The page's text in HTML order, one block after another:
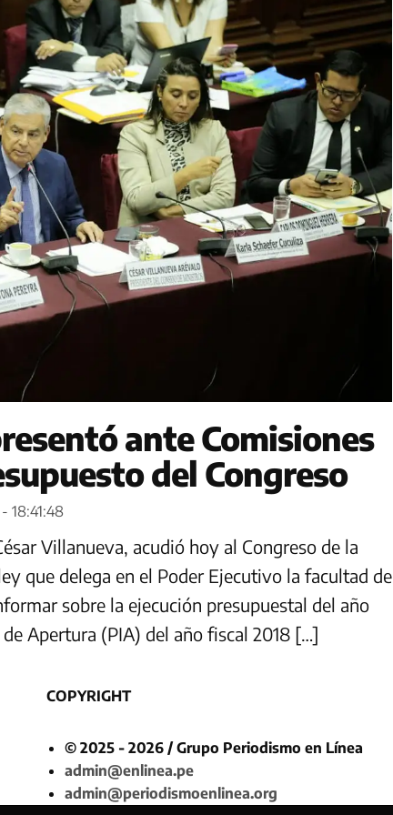
ante Comisiones
del Congreso
18:41:48
Villanueva, acudió hoy al Congreso de la
que delega en el Poder Ejecutivo la facultad de
sobre la ejecución presupuestal del año
Apertura (PIA) del año fiscal 2018 […]
COPYRIGHT
© 2025 - 2026 / Grupo Periodismo en Línea
admin@enlinea.pe
admin@periodismoenlinea.org